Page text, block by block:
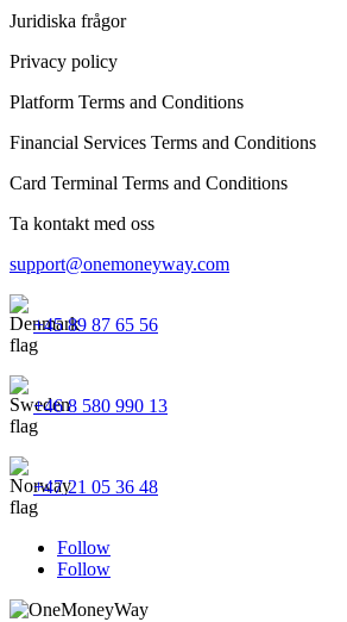
Juridiska frågor
Privacy policy
Platform Terms and Conditions
Financial Services Terms and Conditions
Card Terminal Terms and Conditions
Ta kontakt med oss
support@onemoneyway.com
+45 89 87 65 56
+46 8 580 990 13
+47 21 05 36 48
Follow
Follow